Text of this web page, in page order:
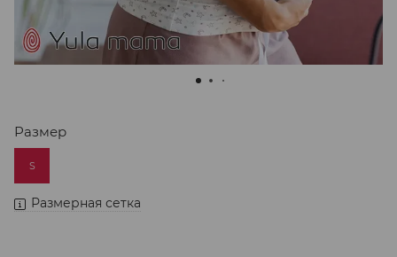
Размер
S
Размерная сетка